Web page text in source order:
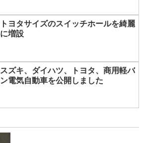
トヨタサイズのスイッチホールを綺麗
に増設
スズキ、ダイハツ、トヨタ、商用軽バ
ン電気自動車を公開しました